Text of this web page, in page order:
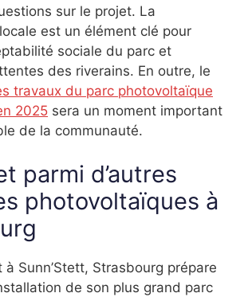
sur le projet. La
est un élément clé pour
sociale du parc et
des riverains. En outre, le
travaux du parc photovoltaïque
2025 sera un moment important
de la communauté.
parmi d’autres
photovoltaïques à
à Sunn’Stett, Strasbourg prépare
de son plus grand parc